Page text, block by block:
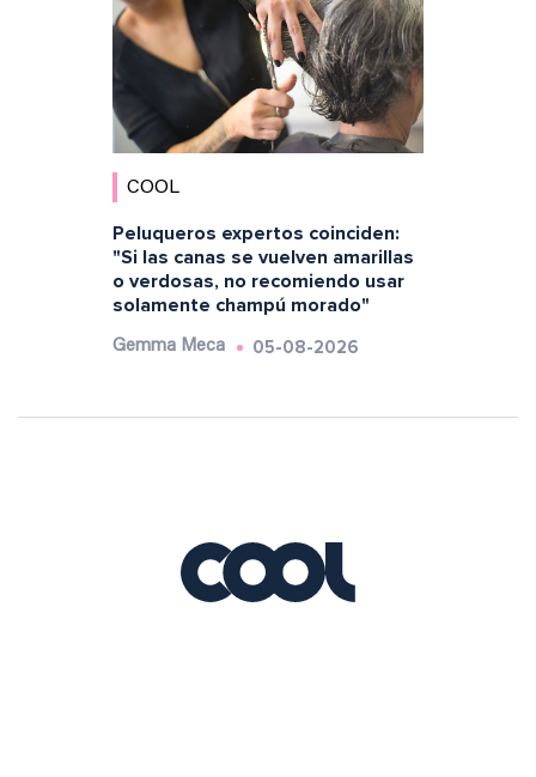
COOL
Peluqueros expertos coinciden:
"Si las canas se vuelven amarillas
o verdosas, no recomiendo usar
solamente champú morado"
Gemma Meca 05-08-2026